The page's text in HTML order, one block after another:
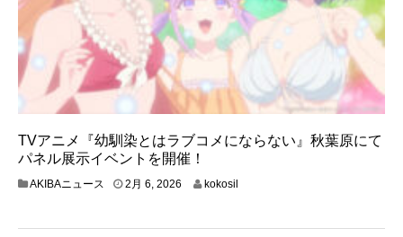
TVアニメ『幼馴染とはラブコメにならない』秋葉原にて
パネル展示イベントを開催！
AKIBAニュース 2月 6, 2026
2
kokosil